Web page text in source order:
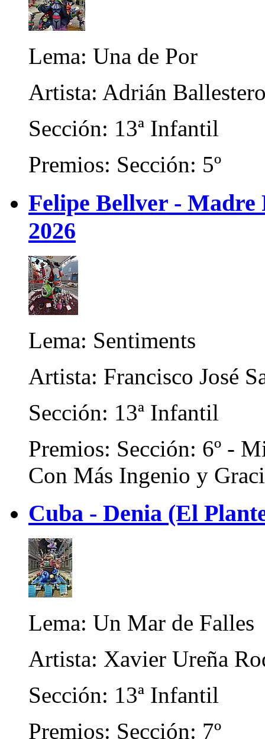
Lema: Una de Por
Artista: Adrián
Sección: 13ª Infantil
Premios: Sección: 5º
Felipe Bellver -
2026
Lema: Sentiments
Artista: Francisco José
Sección: 13ª Infantil
Premios: Sección: 6º -
Con Más Ingenio y
Cuba - Denia (El
Lema: Un Mar de Falles
Artista: Xavier Ureña
Sección: 13ª Infantil
Premios: Sección: 7º